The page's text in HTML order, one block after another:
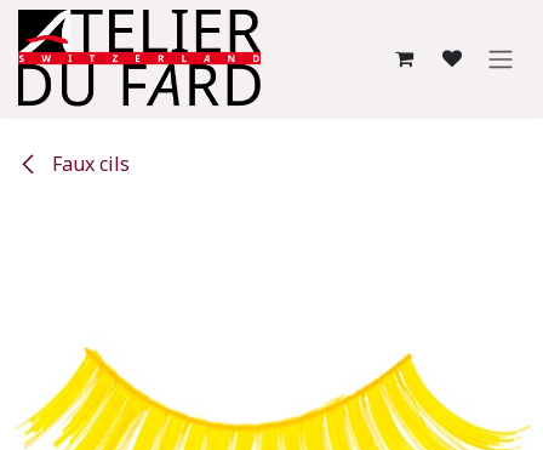
Se rendre au contenu
Faux cils